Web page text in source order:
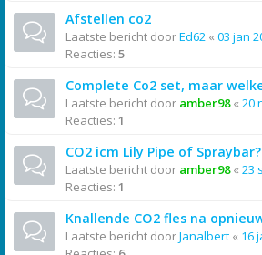
Afstellen co2
Laatste bericht doorEd62 « 03 jan
Reacties: 5
Complete Co2 set, maar
Laatste bericht door amber98« 20
Reacties: 1
CO2 icm Lily Pipe of Spraybar?
Laatste bericht door amber98« 23
Reacties: 1
Knallende CO2 fles na
Laatste bericht doorJanalbert « 16